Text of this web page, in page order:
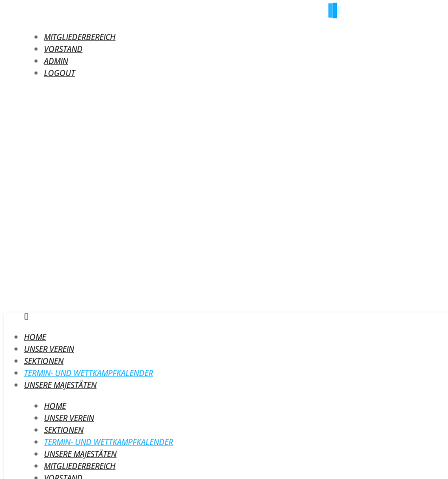
MITGLIEDERBEREICH
VORSTAND
ADMIN
LOGOUT
HOME
UNSER VEREIN
SEKTIONEN
TERMIN- UND WETTKAMPFKALENDER
UNSERE MAJESTÄTEN
HOME
UNSER VEREIN
SEKTIONEN
TERMIN- UND WETTKAMPFKALENDER
UNSERE MAJESTÄTEN
MITGLIEDERBEREICH